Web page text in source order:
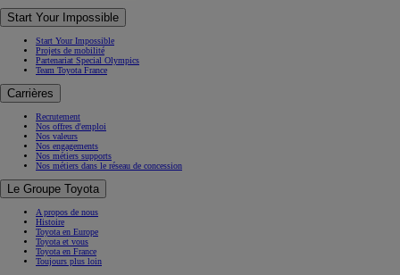
Start Your Impossible
Start Your Impossible
Projets de mobilité
Partenariat Special Olympics
Team Toyota France
Carrières
Recrutement
Nos offres d'emploi
Nos valeurs
Nos engagements
Nos métiers supports
Nos métiers dans le réseau de concession
Le Groupe Toyota
A propos de nous
Histoire
Toyota en Europe
Toyota et vous
Toyota en France
Toujours plus loin